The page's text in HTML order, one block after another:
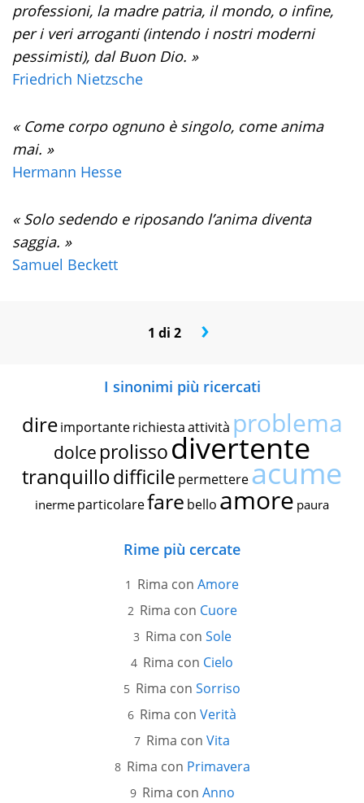
professioni, la madre patria, il mondo, o infine,
per i veri arroganti (intendo i nostri moderni
pessimisti), dal Buon Dio. »
Friedrich Nietzsche
« Come corpo ognuno è singolo, come anima
mai. »
Hermann Hesse
« Solo sedendo e riposando l’anima diventa
saggia. »
Samuel Beckett
1 di 2 ›
I sinonimi più ricercati
dire importante richiestaattività problema
dolce prolissodivertente
tranquillodifficile permettereacume
inerme particolarefare bello amore paura
Rime più cercate
Rima con Amore
Rima con Cuore
Rima con Sole
Rima con Cielo
Rima con Sorriso
Rima con Verità
Rima con Vita
Rima con Primavera
Rima con Anno